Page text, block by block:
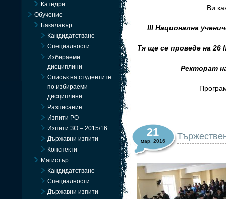
Ви
III Национална
Тя ще се проведе на 26
Ректорат
21
мар. 2016
Катедри
Обучение
Бакалавър
Кандидатстване
Специалности
Избираеми
дисциплини
Списък на студентите
по избираеми
дисциплини
Разписание
Изпити РО
Изпити ЗО – 2015/16
Държавни изпити
Конспекти
Магистър
Кандидатстване
Специалности
Държавни изпити